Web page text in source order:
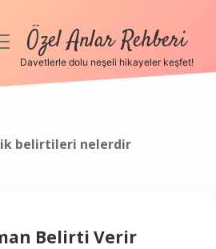
Özel Anlar Rehberi
Davetlerle dolu neşeli hikayeler keşfet!
belirtileri nelerdir
Belirti Verir